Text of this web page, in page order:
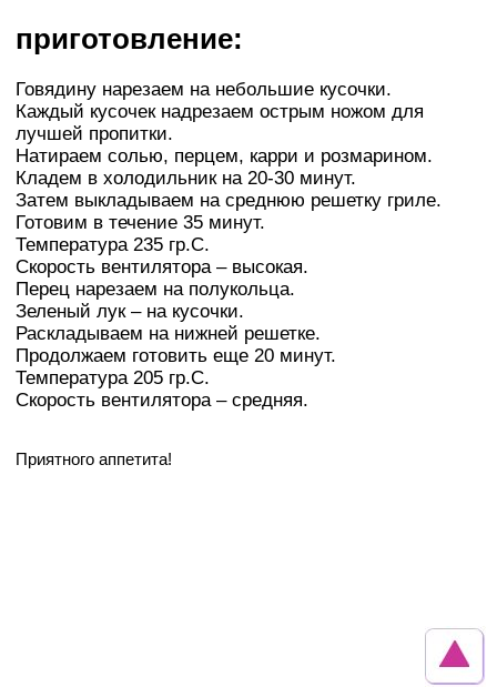
приготовление:
Говядину нарезаем на небольшие кусочки.
Каждый кусочек надрезаем острым ножом для
лучшей пропитки.
Натираем солью, перцем, карри и розмарином.
Кладем в холодильник на 20-30 минут.
Затем выкладываем на среднюю решетку гриле.
Готовим в течение 35 минут.
Температура 235 гр.С.
Скорость вентилятора – высокая.
Перец нарезаем на полукольца.
Зеленый лук – на кусочки.
Раскладываем на нижней решетке.
Продолжаем готовить еще 20 минут.
Температура 205 гр.С.
Скорость вентилятора – средняя.
Приятного аппетита!